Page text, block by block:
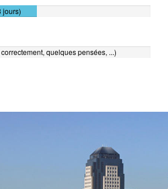
jours)
quelques pensées, ...)